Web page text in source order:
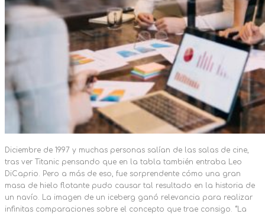
Diciembre de 1997 y muchas personas salían de las salas de cine,
tras ver Titanic pensando que en la tabla también entraba Leo
DiCaprio. Pero a más de eso, fue sorprendente cómo una gran
masa de hielo flotante pudo causar tal resultado en la historia de
un navío. La imagen de un iceberg ganó relevancia para realizar
infinitas comparaciones sobre el concepto que trae consigo. “La